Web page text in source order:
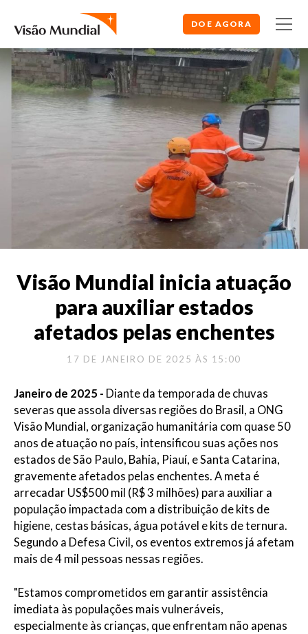
DOE AGORA
Visão Mundial inicia atuação
para auxiliar estados
afetados pelas enchentes
17 DE JANEIRO DE 2025 ÀS 15:00
Janeiro de 2025 - Diante da temporada de chuvas
severas que assola diversas regiões do Brasil, a ONG
Visão Mundial, organização humanitária com quase 50
anos de atuação no país, intensificou suas ações nos
estados de São Paulo, Bahia, Piauí, e Santa Catarina,
gravemente afetados pelas enchentes. A meta é
arrecadar US$500 mil (R$ 3 milhões) para auxiliar a
população impactada com a distribuição de kits de
higiene, cestas básicas, água potável e kits de ternura.
Segundo a Defesa Civil, os eventos extremos já afetam
mais de 4 mil pessoas nessas regiões.
"Estamos comprometidos em garantir assistência
imediata às populações mais vulneráveis,
especialmente às crianças, que enfrentam não apenas